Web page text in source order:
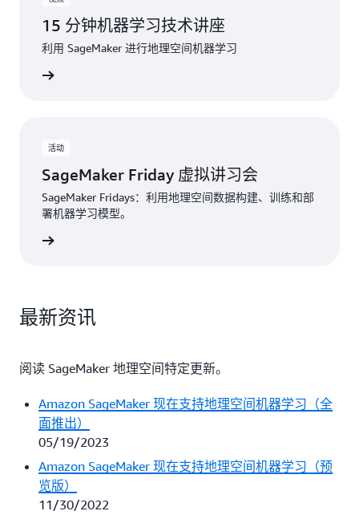
15 分钟机器学习技术讲座
利用 SageMaker 进行地理空间机器学习
活动
SageMaker Friday 虚拟讲习会
SageMaker Fridays：利用地理空间数据构建、训练和部
署机器学习模型。
最新资讯
阅读 SageMaker 地理空间特定更新。
Amazon SageMaker 现在支持地理空间机器学习（全
面推出）
05/19/2023
Amazon SageMaker 现在支持地理空间机器学习（预
览版）
11/30/2022